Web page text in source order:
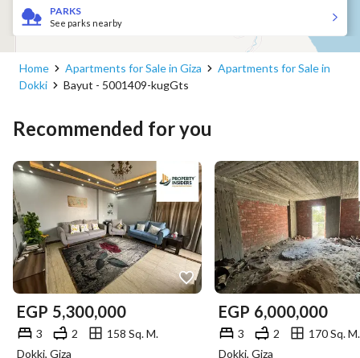
PARKS
See parks nearby
Home Apartments for Sale in Giza
Apartments for Sale in
Dokki
Bayut - 5001409-kugGts
Recommended for you
EGP 5,300,000
3 2
158 Sq. M.
Dokki, Giza
EGP 6,000,000
3 2
170 Sq. M.
Dokki, Giza